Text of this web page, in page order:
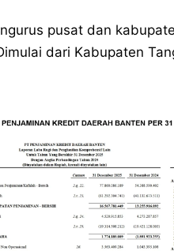
pusat dan
dari Kabupaten